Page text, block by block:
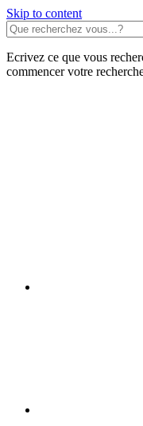
Skip to content
Ecrivez ce que vous
commencer votre